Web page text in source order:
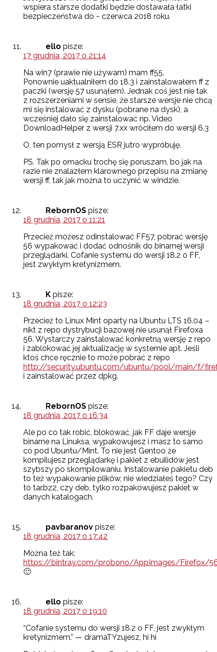
wspiera starsze dodatki będzie dostawała łatki
bezpieczeństwa do ~ czerwca 2018 roku.
ello pisze:
17 grudnia, 2017 o 21:14
Na win7 (prawie nie używam) mam ff55.
Ponownie uaktualniłem do 18.3 i zainstalowałem ff z
paczki (wersję 57 usunąłem). Jednak coś jest nie tak
z rozszerzeniami w sensie, że starsze wersje nie chcą
mi się instalować z dysku (pobrane na dysk), a
wcześniej dało się zainstalować np. Video
DownloadHelper z wersji 7.xx wróciłem do wersji 6.3
O, ten pomysł z wersją ESR jutro wypróbuję.
PS. Tak po omacku trochę się poruszam, bo jak na
razie nie znalazłem klarownego przepisu na zmianę
wersji ff, tak jak można to uczynić w windzie.
RebornOS pisze:
18 grudnia, 2017 o 11:21
Przecież możesz odinstalować FF57, pobrać wersję
56 wypakować i dodać odnośnik do binarnej wersji
przeglądarki. Cofanie systemu do wersji 18.2 o FF,
jest zwykłym kretynizmem.
K pisze:
18 grudnia, 2017 o 12:23
Przecież to Linux Mint oparty na Ubuntu LTS 16.04 –
nikt z repo dystrybucji bazowej nie usunął Firefoxa
56. Wystarczy zainstalować konkretną wersję z repo
i zablokować jej aktualizację w systemie apt. Jeśli
ktoś chce ręcznie to może pobrać z repo
http://security.ubuntu.com/ubuntu/pool/main/f/
i zainstalować przez dpkg.
RebornOS pisze:
18 grudnia, 2017 o 16:34
Ale po co tak robić, blokować, jak FF daje wersje
binarne na Linuksa, wypakowujesz i masz to samo
co pod Ubuntu/Mint. To nie jest Gentoo że
kompilujesz przeglądarkę i pakiet z ebuilidów jest
szybszy po skompilowaniu. Instalowanie pakietu deb
to też wypakowanie plików, nie wiedziałeś tego? Czy
to tar.bz2, czy deb, tylko rozpakowujesz pakiet w
danych katalogach.
pavbaranov pisze:
18 grudnia, 2017 o 17:42
Można też tak:
https://bintray.com/probono/AppImages/Firefox/
🙂
ello pisze:
18 grudnia, 2017 o 19:10
“Cofanie systemu do wersji 18.2 o FF, jest zwykłym
kretynizmem.” — dramaTYzujesz, hi hi